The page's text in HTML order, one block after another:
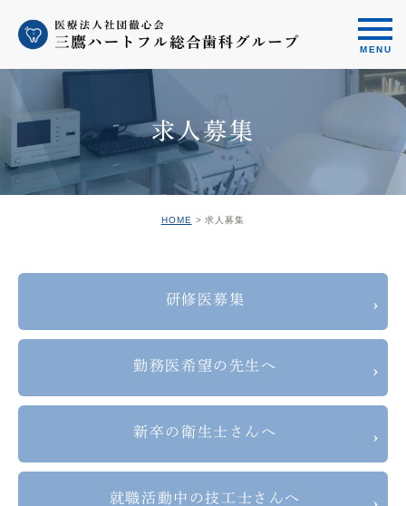
求人募集
HOME 求人募集
研修医募集
勤務医希望の先生へ
新卒の衛生士さんへ
就職活動中の技工士さんへ